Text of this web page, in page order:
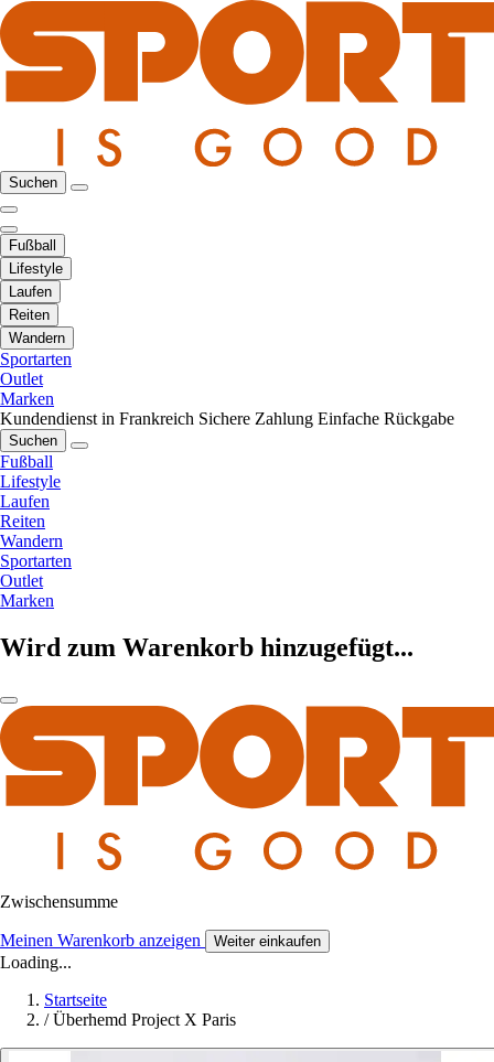
Suchen
Fußball
Lifestyle
Laufen
Reiten
Wandern
Sportarten
Outlet
Marken
Kundendienst in Frankreich Sichere Zahlung Einfache Rückgabe
Suchen
Fußball
Lifestyle
Laufen
Reiten
Wandern
Sportarten
Outlet
Marken
Wird zum Warenkorb hinzugefügt...
Zwischensumme
Meinen Warenkorb anzeigen Weiter einkaufen
Loading...
Startseite
/ Überhemd Project X Paris